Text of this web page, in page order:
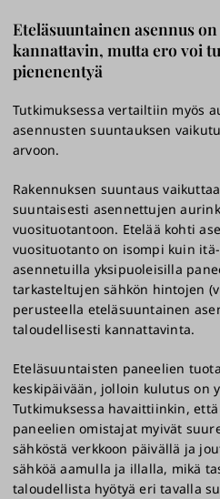
Eteläsuuntainen asennus
kannattavin, mutta ero voi
pienenentyä
Tutkimuksessa vertailtiin myös
asennusten suuntauksen
arvoon.
Rakennuksen suuntaus
suuntaisesti asennettujen
vuosituotantoon. Etelää kohti
vuosituotanto on isompi kuin
asennetuilla yksipuoleisilla
tarkasteltujen sähkön hintojen
perusteella eteläsuuntainen
taloudellisesti kannattavinta.
Eteläsuuntaisten paneelien
keskipäivään, jolloin kulutus on
Tutkimuksessa havaittiinkin,
paneelien omistajat myivät
sähköstä verkkoon päivällä ja
sähköä aamulla ja illalla, mikä
taloudellista hyötyä eri tavalla